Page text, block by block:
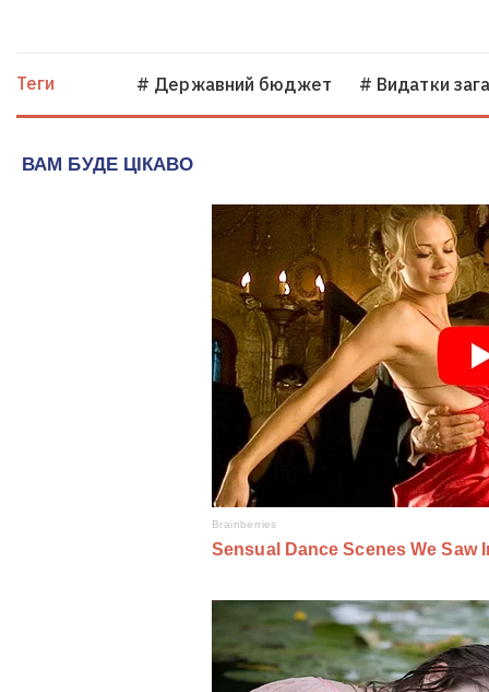
Теги # Державний бюджет # Видатки